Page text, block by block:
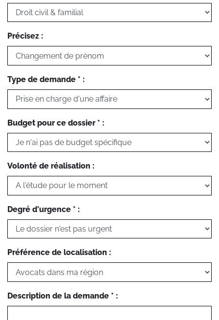
Précisez :
Type de demande * :
Budget pour ce dossier * :
Volonté de réalisation :
Degré d'urgence * :
Préférence de localisation :
Description de la demande * :